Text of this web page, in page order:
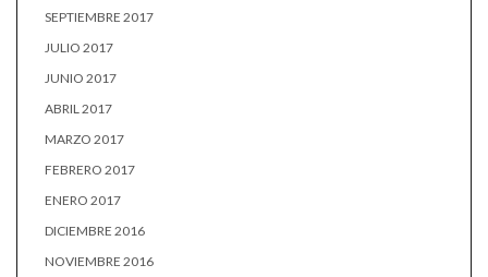
SEPTIEMBRE 2017
JULIO 2017
JUNIO 2017
ABRIL 2017
MARZO 2017
FEBRERO 2017
ENERO 2017
DICIEMBRE 2016
NOVIEMBRE 2016